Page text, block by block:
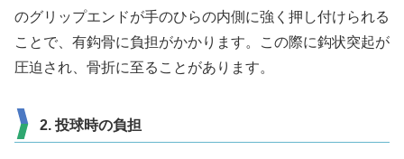
のグリップエンドが手のひらの内側に強く押し付けられる
ことで、有鈎骨に負担がかかります。この際に鈎状突起が
圧迫され、骨折に至ることがあります。
2. 投球時の負担